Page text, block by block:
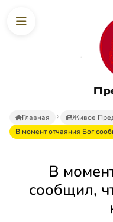
Главная
Живое
В момент отчаяния Бог
В
сообщил,